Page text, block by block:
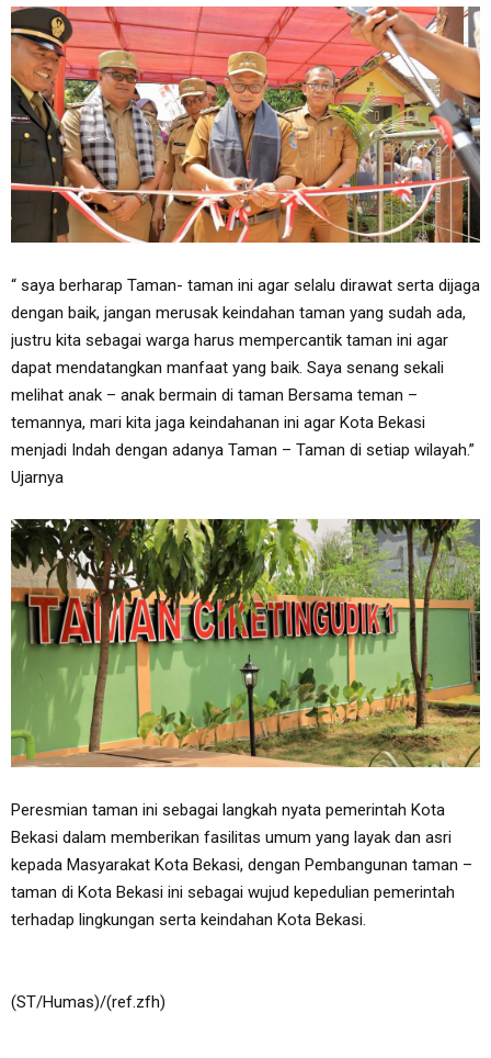
“ saya berharap Taman- taman ini agar selalu dirawat serta dijaga
dengan baik, jangan merusak keindahan taman yang sudah ada,
justru kita sebagai warga harus mempercantik taman ini agar
dapat mendatangkan manfaat yang baik. Saya senang sekali
melihat anak – anak bermain di taman Bersama teman –
temannya, mari kita jaga keindahanan ini agar Kota Bekasi
menjadi Indah dengan adanya Taman – Taman di setiap wilayah.”
Ujarnya
Peresmian taman ini sebagai langkah nyata pemerintah Kota
Bekasi dalam memberikan fasilitas umum yang layak dan asri
kepada Masyarakat Kota Bekasi, dengan Pembangunan taman –
taman di Kota Bekasi ini sebagai wujud kepedulian pemerintah
terhadap lingkungan serta keindahan Kota Bekasi.
(ST/Humas)/(ref.zfh)